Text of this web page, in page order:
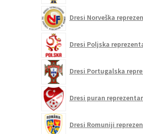
Dresi Norveška
Dresi Poljska
Dresi Portugalska
Dresi puran
Dresi Romuniji